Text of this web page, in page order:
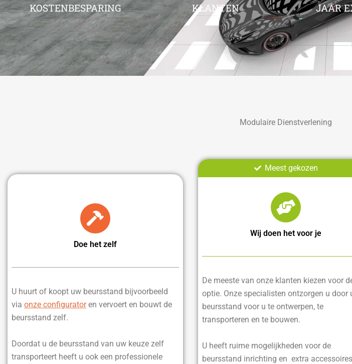
KOSTENBESPARING KLANTEN JAAR
Modulaire Dienstverlening
Doe het zelf
U huurt of koopt uw beursstand bijvoorbeeld
via onze configuratoren vervoert en bouwt de
beursstand zelf.
Doordat u de beursstand van uw keuze zelf
transporteert heeft u ook een professionele
Meest gekozen
Wij doen het voor je
De meeste van onze klanten kiezen voor
optie. Onze specialisten ontzorgen u door
beursstand voor u te ontwerpen, te
transporteren en te bouwen.
U heeft ruime mogelijkheden voor de
beursstand inrichting en extra